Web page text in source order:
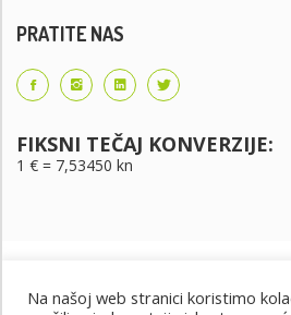
PRATITE NAS
FIKSNI TEČAJ KONVERZIJE:
1 € = 7,53450 kn
Na našoj web stranici koristimo